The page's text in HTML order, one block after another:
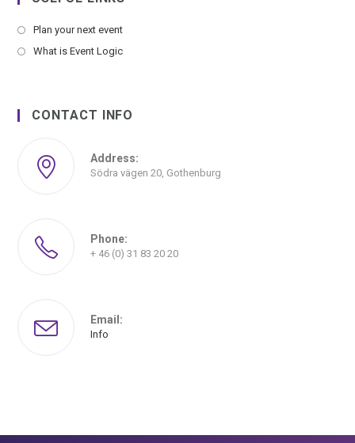
Plan your next event
What is Event Logic
CONTACT INFO
Address:
Södra vägen 20, Gothenburg
Phone:
+ 46 (0) 31 83 20 20
Email:
Info